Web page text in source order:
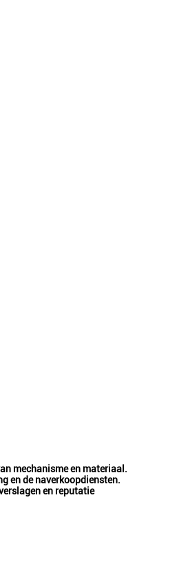
mechanisme en materiaal.
en de naverkoopdiensten.
en reputatie